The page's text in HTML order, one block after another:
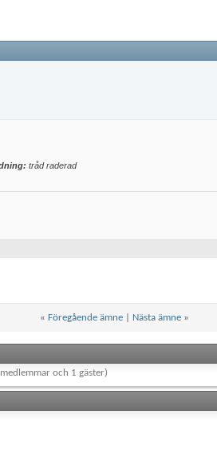
tråd raderad
« Föregående ämne| Nästa ämne »
och 1 gäster)